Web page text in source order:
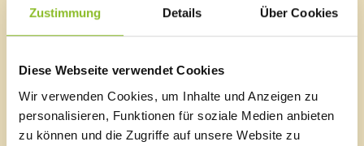
Zustimmung Details Über Cookies
Diese Webseite verwendet Cookies
Wir verwenden Cookies, um Inhalte und Anzeigen zu
personalisieren, Funktionen für soziale Medien anbieten
zu können und die Zugriffe auf unsere Website zu
so Tobias Fend.
unter
https://cafefuerte.ch.